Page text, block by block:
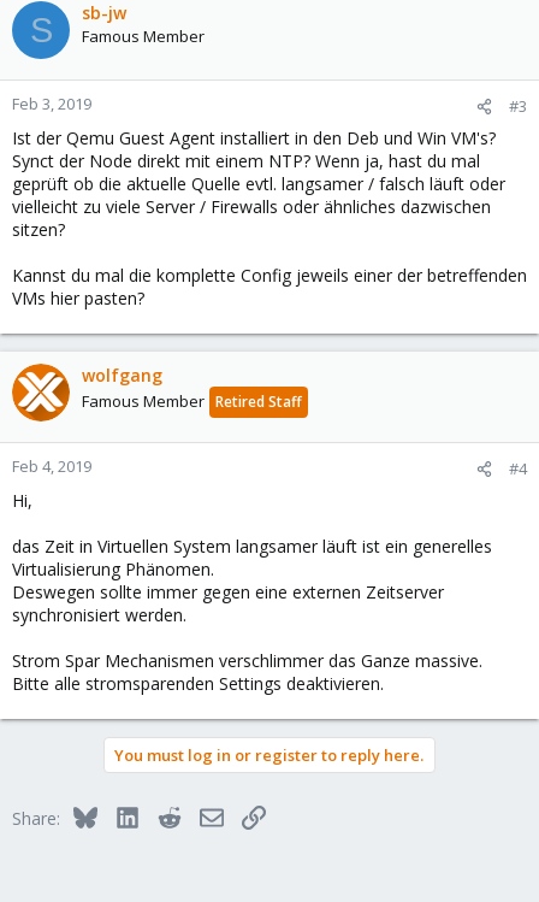
S sb-jw
Famous Member
Feb 3, 2019 #3
Ist der Qemu Guest Agent installiert in den Deb und Win VM's?
Synct der Node direkt mit einem NTP? Wenn ja, hast du mal
geprüft ob die aktuelle Quelle evtl. langsamer / falsch läuft oder
vielleicht zu viele Server / Firewalls oder ähnliches dazwischen
sitzen?
Kannst du mal die komplette Config jeweils einer der betreffenden
VMs hier pasten?
wolfgang
Famous Member Retired Staff
Feb 4, 2019 #4
Hi,
das Zeit in Virtuellen System langsamer läuft ist ein generelles
Virtualisierung Phänomen.
Deswegen sollte immer gegen eine externen Zeitserver
synchronisiert werden.
Strom Spar Mechanismen verschlimmer das Ganze massive.
Bitte alle stromsparenden Settings deaktivieren.
You must log in or register to reply here.
Share: BlueskyLinkedInRedditEmailLink